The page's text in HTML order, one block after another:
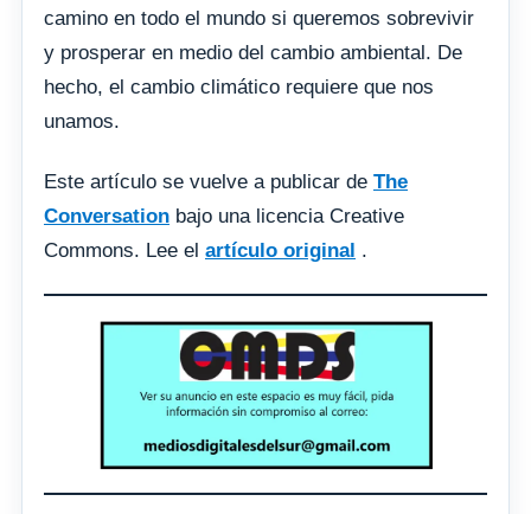
camino en todo el mundo si queremos sobrevivir
y prosperar en medio del cambio ambiental. De
hecho, el cambio climático requiere que nos
unamos.
Este artículo se vuelve a publicar de The
Conversation bajo una licencia Creative
Commons. Lee el artículo original .